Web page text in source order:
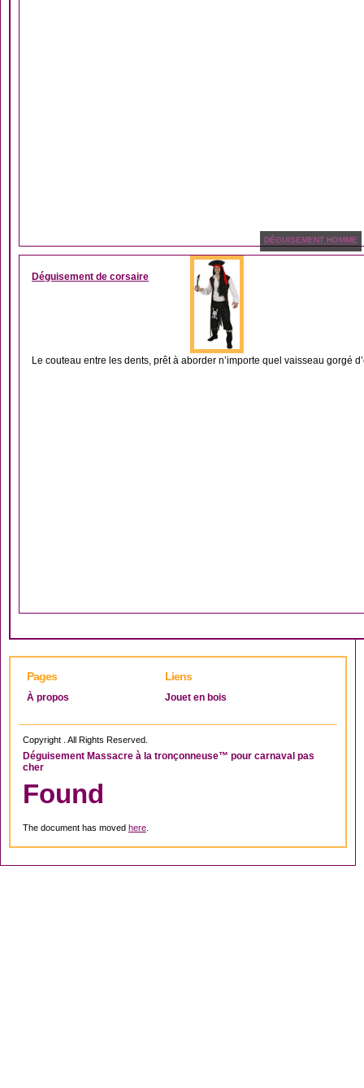
DÉGUISEMENT HOMME
Déguisement de corsaire
Le couteau entre les dents, prêt à aborder n’importe quel vaisseau gorgé
Pages
À propos
Liens
Jouet en bois
Copyright . All Rights Reserved.
Déguisement Massacre à la tronçonneuse™ pour carnaval pas
cher
Found
The document has moved here